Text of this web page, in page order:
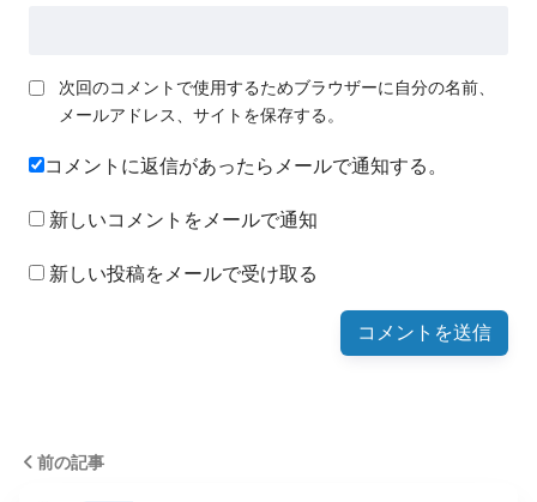
次回のコメントで使用するためブラウザーに自分の名前、
メールアドレス、サイトを保存する。
コメントに返信があったらメールで通知する。
新しいコメントをメールで通知
新しい投稿をメールで受け取る
前の記事